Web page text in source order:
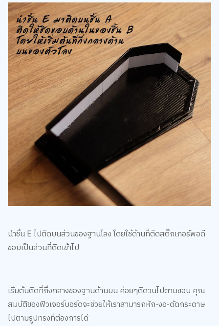
นำชิ้น E ไปติดบนส่วนของฐานโลง โดยใช้ด้านที่ติดสติ๊กเกอร์พอดี
ขอบเป็นส่วนที่ติดเข้าไป
เริ่มต้นติดที่กึ่งกลางของฐานด้านบน ค่อยๆติดวนไปตามขอบ คุณ
สมบัติของฟิวเจอร์บอร์ดจะช่วยให้เราสามารถหัก-งอ-ดัดกระดาษ
ไปตามรูปทรงที่ต้องการได้